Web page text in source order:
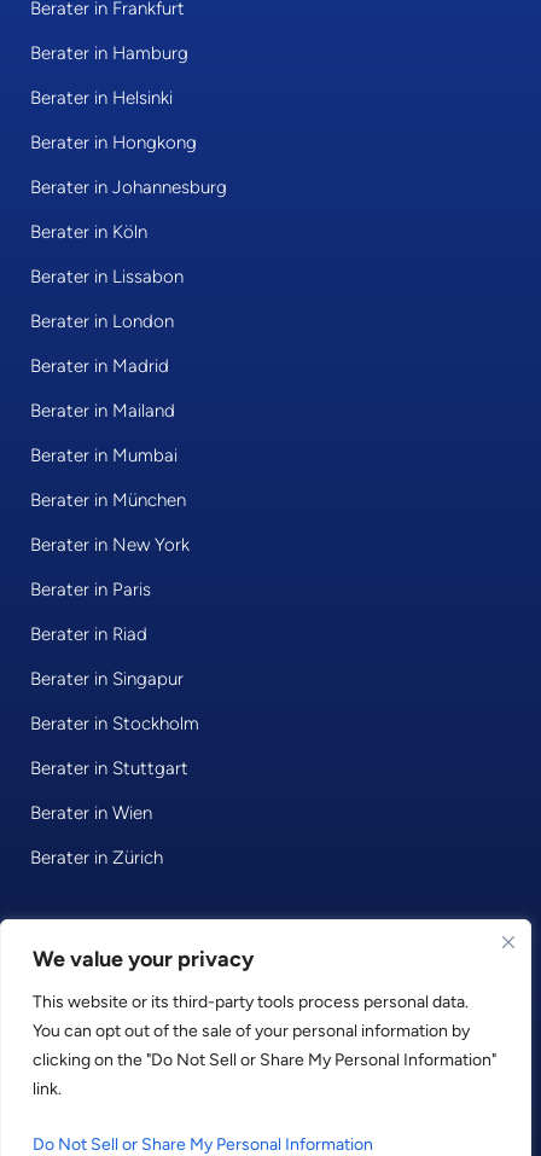
We value your privacy
This website or its third-party tools process personal data.
You can opt out of the sale of your personal information by
clicking on the "Do Not Sell or Share My Personal Information"
link.
Do Not Sell or Share My Personal Information
Berater in Frankfurt
Berater in Hamburg
Berater in Helsinki
Berater in Hongkong
Berater in Johannesburg
Berater in Köln
Berater in Lissabon
Berater in London
Berater in Madrid
Berater in Mailand
Berater in Mumbai
Berater in München
Berater in New York
Berater in Paris
Berater in Riad
Berater in Singapur
Berater in Stockholm
Berater in Stuttgart
Berater in Wien
Berater in Zürich
Datenschutzerklärung
Impressum
Geschäftsbedingungen
© 2026 • Consultport GmbH
LinkedInFacebookInstagram